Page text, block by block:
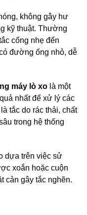
không gây hư
kỹ thuật. Thường
cống nhẹ đến
đường ống nhỏ, dễ
máy lò xo là một
nhất để xử lý các
tắc do rác thải, chất
trong hệ thống
dựa trên việc sử
xoắn hoặc cuộn
cản gây tắc nghẽn.